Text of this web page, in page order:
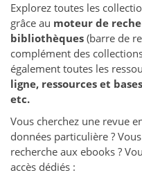
Explorez toutes les
grâce au moteur de
bibliothèques (barre de
complément des
également toutes les
ligne, ressources et
etc.
Vous cherchez une revue
données particulière ?
recherche aux ebooks ?
accès dédiés :